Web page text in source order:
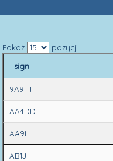
Pokaż
pozycji
sign
9A9TT
AA4DD
AA9L
AB1J